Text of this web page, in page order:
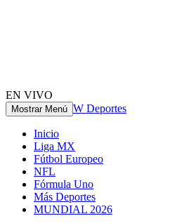
EN VIVO
Mostrar Menú W Deportes
Inicio
Liga MX
Fútbol Europeo
NFL
Fórmula Uno
Más Deportes
MUNDIAL 2026